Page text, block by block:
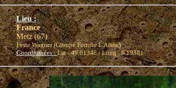
Lieu :
France
Metz (67)
Feste Wagner (Groupe Fortifié L'Aisne)
Coordonnées :Lat : 49.01348 / Long : 6.19381